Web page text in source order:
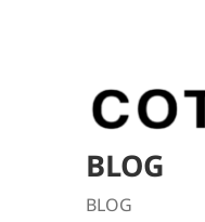
BLOG
BLOG